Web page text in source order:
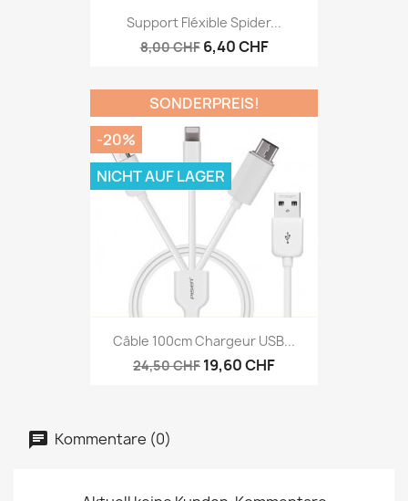
Support Fléxible Spider...
8,00 CHF 6,40 CHF
Câble 100cm Chargeur USB...
24,50 CHF 19,60 CHF
SONDERPREIS!
-20%
NICHT AUF LAGER
Kommentare (0)